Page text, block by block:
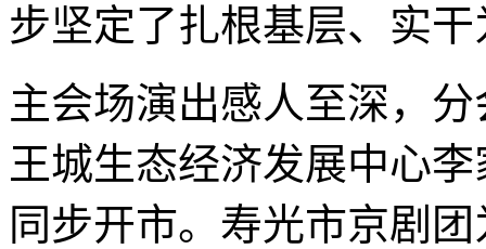
步坚定了扎根基层、实
主会场演出感人至深，
王城生态经济发展中心
同步开市。寿光市京剧